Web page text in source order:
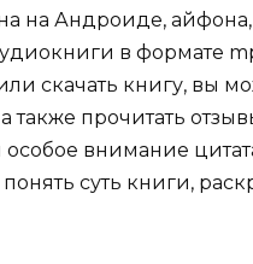
на Андроиде,
в формате
скачать книгу, вы
прочитать
внимание
суть книги,